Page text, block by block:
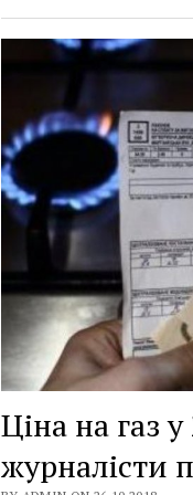
Ціна на газ
журналісти